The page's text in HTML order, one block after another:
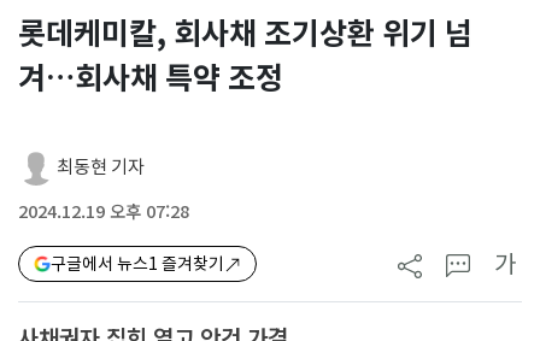
롯데케미칼, 회사채 조기상환 위기 넘
겨…회사채 특약 조정
최동현 기자
2024.12.19 오후 07:28
구글에서 뉴스1 즐겨찾기 가